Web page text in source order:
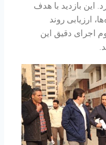
این بازدید با هدف
ارزیابی روند
اجرای دقیق این